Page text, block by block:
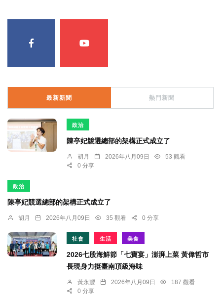
最新新聞 熱門新聞
政治
陳亭妃競選總部的架構正式成立了
胡月 2026年八月09日
53 觀看
0 分享
政治
陳亭妃競選總部的架構正式成立了
胡月 2026年八月09日 35 觀看 0 分享
社會 生活 美食
2026七股海鮮節「七寶宴」澎湃上菜 黃偉哲市
長現身力挺臺南頂級海味
黃永豐 2026年八月09日
187 觀看
0 分享